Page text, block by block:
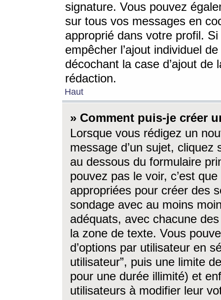
signature. Vous pouvez
sur tous vos messages en
approprié dans votre profil.
empêcher l’ajout individuel
décochant la case d’ajout
rédaction.
Haut
» Comment puis-je créer
Lorsque vous rédigez un
message d’un sujet, cliquez
au dessous du formulaire
pouvez pas le voir, c’est
appropriées pour créer des
sondage avec au moins
adéquats, avec chacune
la zone de texte. Vous
d’options par utilisateur en
utilisateur”, puis une limite
pour une durée illimité) et
utilisateurs à modifier leur